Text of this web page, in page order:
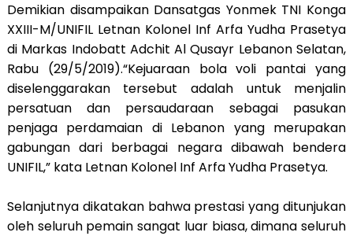
Demikian disampaikan Dansatgas Yonmek TNI Konga
XXIII-M/UNIFIL Letnan Kolonel Inf Arfa Yudha Prasetya
di Markas Indobatt Adchit Al Qusayr Lebanon Selatan,
Rabu (29/5/2019).“Kejuaraan bola voli pantai yang
diselenggarakan tersebut adalah untuk menjalin
persatuan dan persaudaraan sebagai pasukan
penjaga perdamaian di Lebanon yang merupakan
gabungan dari berbagai negara dibawah bendera
UNIFIL,” kata Letnan Kolonel Inf Arfa Yudha Prasetya.
Selanjutnya dikatakan bahwa prestasi yang ditunjukan
oleh seluruh pemain sangat luar biasa, dimana seluruh